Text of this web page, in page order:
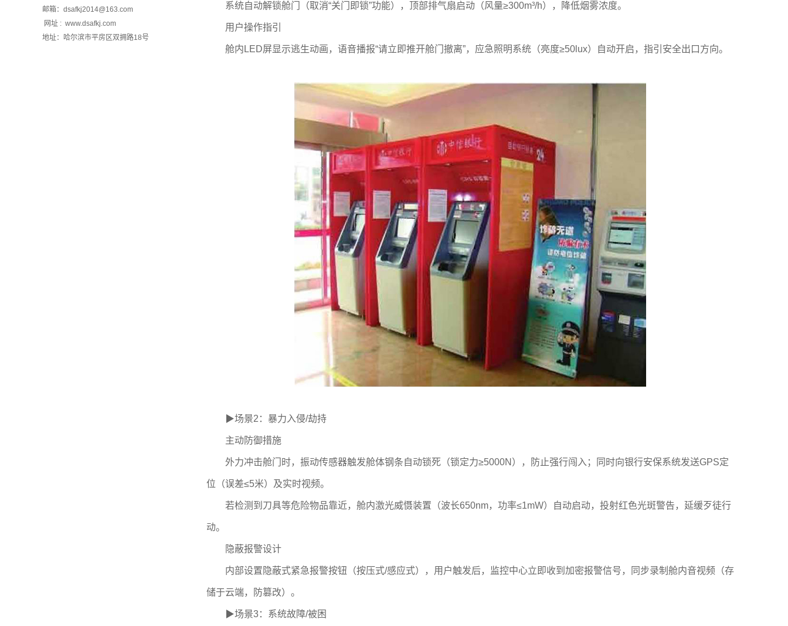
邮箱：dsafkj2014@163.com
网址 : www.dsafkj.com
地址：哈尔滨市平房区双拥路18号
系统自动解锁舱门（取消“关门即锁”功能），顶部排气扇启动（风量≥300m³/h），降低烟雾浓度。
用户操作指引
舱内LED屏显示逃生动画，语音播报“请立即推开舱门撤离”，应急照明系统（亮度≥50lux）自动开启，指引安全出口方向。
▶场景2：暴力入侵/劫持
主动防御措施
外力冲击舱门时，振动传感器触发舱体钢条自动锁死（锁定力≥5000N），防止强行闯入；同时向银行安保系统发送GPS定
位（误差≤5米）及实时视频。
若检测到刀具等危险物品靠近，舱内激光威慑装置（波长650nm，功率≤1mW）自动启动，投射红色光斑警告，延缓歹徒行
动。
隐蔽报警设计
内部设置隐蔽式紧急报警按钮（按压式/感应式），用户触发后，监控中心立即收到加密报警信号，同步录制舱内音视频（存
储于云端，防篡改）。
▶场景3：系统故障/被困